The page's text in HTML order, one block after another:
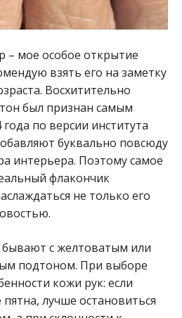
мое особое открытие
взять его на заметку
Восхитительно
был признан самым
по версии института
буквально повсюду
интерьера. Поэтому самое
флакончик
не только его
с желтоватым или
подтоном. При выборе
кожи рук: если
лучше остановиться